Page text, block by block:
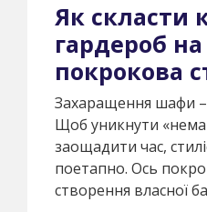
Як скласти
гардероб
покрокова
Захаращення шафи
Щоб уникнути «нема
заощадити час,
поетапно. Ось
створення власної